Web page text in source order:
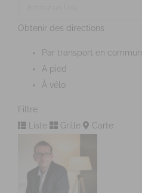
Obtenir des directions
Par transport en commun
A pied
À vélo
Filtre
Liste
Grille Carte